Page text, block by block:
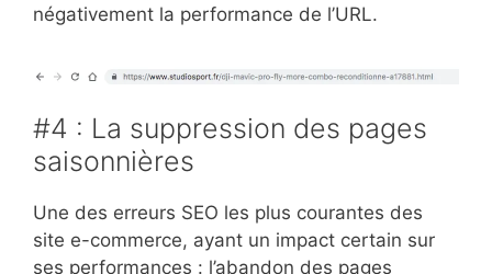
négativement la performance de l’URL.
#4 : La suppression des pages
saisonnières
Une des erreurs SEO les plus courantes des
site e-commerce, ayant un impact certain sur
ses performances : l’abandon des pages